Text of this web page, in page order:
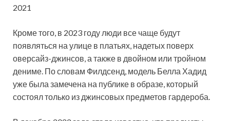
2021
Кроме того, в 2023 году люди все чаще будут
появляться на улице в платьях, надетых поверх
оверсайз-джинсов, а также в двойном или тройном
дениме. По словам Филдсенд, модель Белла Хадид
уже была замечена на публике в образе, который
состоял только из джинсовых предметов гардероба.